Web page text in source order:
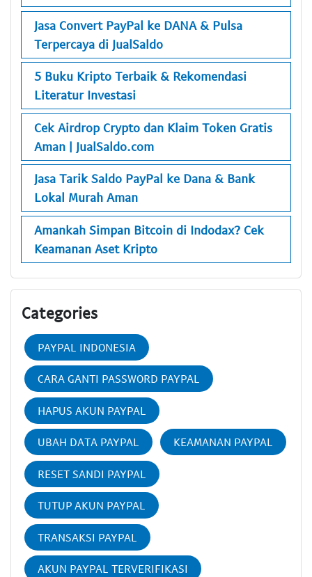
Jasa Convert PayPal ke DANA & Pulsa
Terpercaya di JualSaldo
5 Buku Kripto Terbaik & Rekomendasi
Literatur Investasi
Cek Airdrop Crypto dan Klaim Token Gratis
Aman | JualSaldo.com
Jasa Tarik Saldo PayPal ke Dana & Bank
Lokal Murah Aman
Amankah Simpan Bitcoin di Indodax? Cek
Keamanan Aset Kripto
Categories
PAYPAL INDONESIA
CARA GANTI PASSWORD PAYPAL
HAPUS AKUN PAYPAL
UBAH DATA PAYPAL KEAMANAN PAYPAL
RESET SANDI PAYPAL
TUTUP AKUN PAYPAL
TRANSAKSI PAYPAL
AKUN PAYPAL TERVERIFIKASI